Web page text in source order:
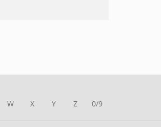
W X Y Z 0/9